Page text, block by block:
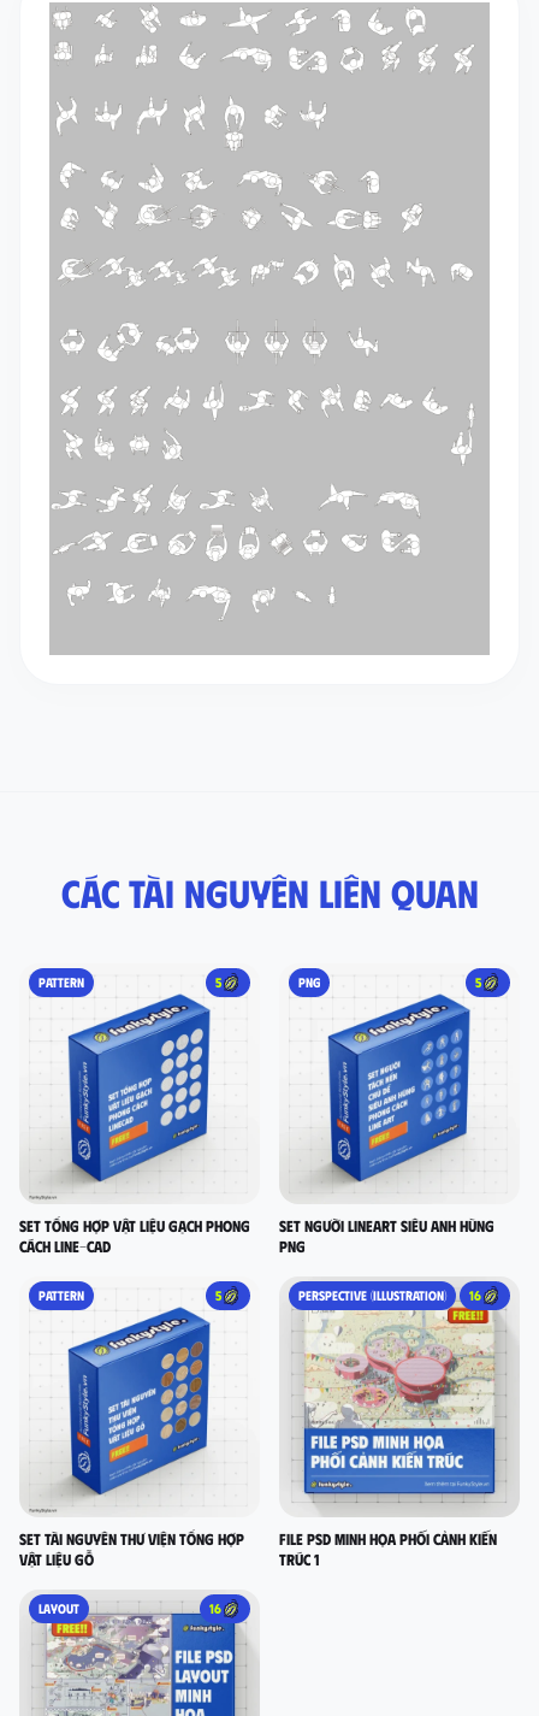
Các tài nguyên liên quan
PATTERN 5
set tổng hợp vật liệu gạch phong
cách LINE-CAD
PNG 5
Set người lineart siêu anh hùng
PNG
PATTERN 5
Set Tài nguyên thư viện tổng hợp
vật liệu gỗ
PERSPECTIVE (ILLUSTRATION) 16
FILE PSD MINH HỌA PHỐI CẢNH KIẾN
TRÚC 1
LAYOUT 16